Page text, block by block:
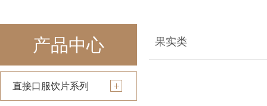
产品中心
直接口服饮片系列
果实类